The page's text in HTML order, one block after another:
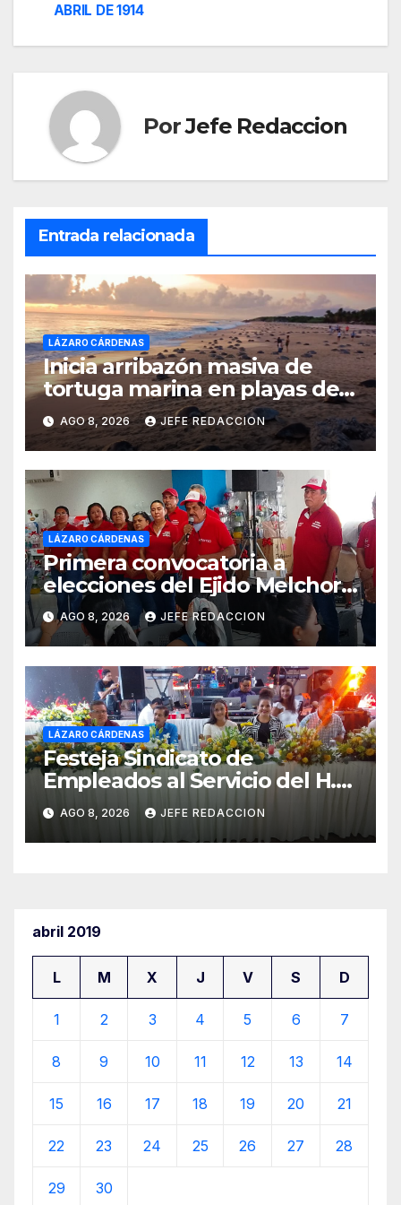
ABRIL DE 1914
PorJefe Redaccion
Entrada relacionada
LÁZARO CÁRDENAS
Inicia arribazón masiva de
tortuga marina en playas de
Michoacán
AGO 8, 2026 JEFE REDACCION
LÁZARO CÁRDENAS
Primera convocatoria a
elecciones del Ejido Melchor
Ocampo en Lázaro Cárdenas
el domingo
AGO 8, 2026 JEFE REDACCION
LÁZARO CÁRDENAS
Festeja Sindicato de
Empleados al Servicio del H.
Ayuntamiento de LZC Día del
Empleado Municipal
AGO 8, 2026 JEFE REDACCION
abril 2019
L M X J V S D
1 2 3 4 5 6 7
8 9 10 11 12 13 14
15 16 17 18 19 20 21
22 23 24 25 26 27 28
29 30